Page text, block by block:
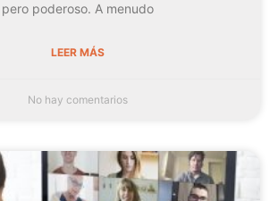
pero poderoso. A menudo
LEER MÁS
No hay comentarios